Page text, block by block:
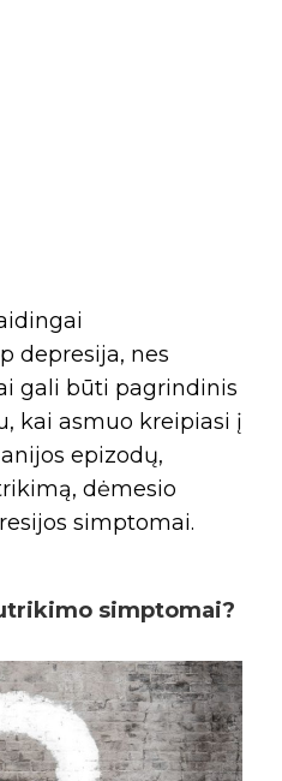
depresija, nes
gali būti pagrindinis
kai asmuo kreipiasi į
epizodų,
dėmesio
simptomai.
simptomai?